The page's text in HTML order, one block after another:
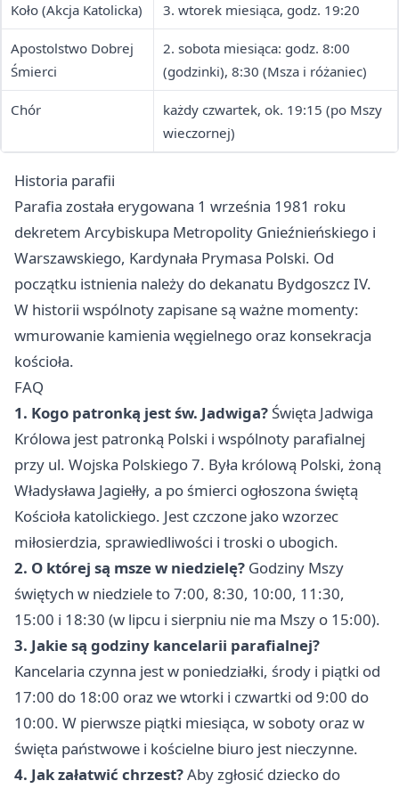
Koło (Akcja Katolicka) 3. wtorek miesiąca, godz. 19:20
Apostolstwo Dobrej
Śmierci
2. sobota miesiąca: godz. 8:00
(godzinki), 8:30 (Msza i różaniec)
Chór
każdy czwartek, ok. 19:15 (po Mszy
wieczornej)
Historia parafii
Parafia została erygowana 1 września 1981 roku
dekretem Arcybiskupa Metropolity Gnieźnieńskiego i
Warszawskiego, Kardynała Prymasa Polski. Od
początku istnienia należy do dekanatu Bydgoszcz IV.
W historii wspólnoty zapisane są ważne momenty:
wmurowanie kamienia węgielnego oraz konsekracja
kościoła.
FAQ
1. Kogo patronką jest św. Jadwiga?Święta Jadwiga
Królowa jest patronką Polski i wspólnoty parafialnej
przy ul. Wojska Polskiego 7. Była królową Polski, żoną
Władysława Jagiełły, a po śmierci ogłoszona świętą
Kościoła katolickiego. Jest czczone jako wzorzec
miłosierdzia, sprawiedliwości i troski o ubogich.
2. O której są msze w niedzielę? Godziny Mszy
świętych w niedziele to 7:00, 8:30, 10:00, 11:30,
15:00 i 18:30 (w lipcu i sierpniu nie ma Mszy o 15:00).
3. Jakie są godziny kancelarii parafialnej?
Kancelaria czynna jest w poniedziałki, środy i piątki od
17:00 do 18:00 oraz we wtorki i czwartki od 9:00 do
10:00. W pierwsze piątki miesiąca, w soboty oraz w
święta państwowe i kościelne biuro jest nieczynne.
4. Jak załatwić chrzest?Aby zgłosić dziecko do